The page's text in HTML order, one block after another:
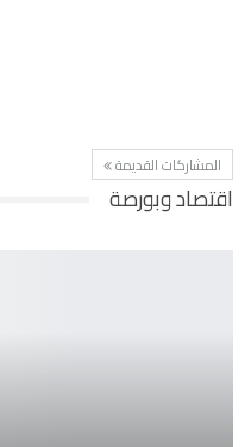
المشاركات القديمة
اقتصاد وبورصة